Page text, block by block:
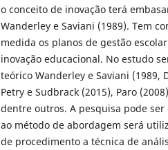
o conceito de inovação terá
Wanderley e Saviani (1989). Tem
medida os planos de gestão
inovação educacional. No estudo
teórico Wanderley e Saviani (1989,
Petry e Sudbrack (2015), Paro
dentre outros. A pesquisa pode
ao método de abordagem será
de procedimento a técnica de